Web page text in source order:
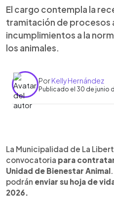
El cargo contempla la
tramitación de procesos
incumplimientos a la
los animales.
PorKelly Hernández
Publicado el 30 de junio
► Escuchar artículo
La Municipalidad de La
abierta una convocatoria
delegado de la Unidad
cargo contempla la
tramitación de
La Municipalidad de La
convocatoria para
Unidad de Bienestar Animal
podrán enviar su hoja de
2026.